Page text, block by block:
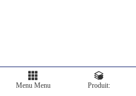
Menu Menu Produit: